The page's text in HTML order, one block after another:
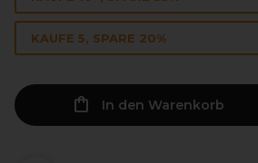
KAUFE 5, SPARE 20%
In den Warenkorb